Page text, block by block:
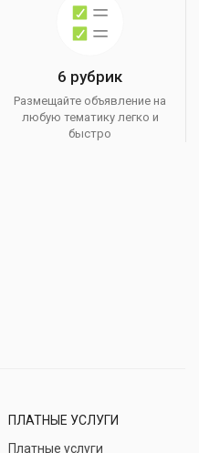
6 рубрик
Размещайте объявление на
любую тематику легко и
быстро
ПЛАТНЫЕ УСЛУГИ
Платные услуги